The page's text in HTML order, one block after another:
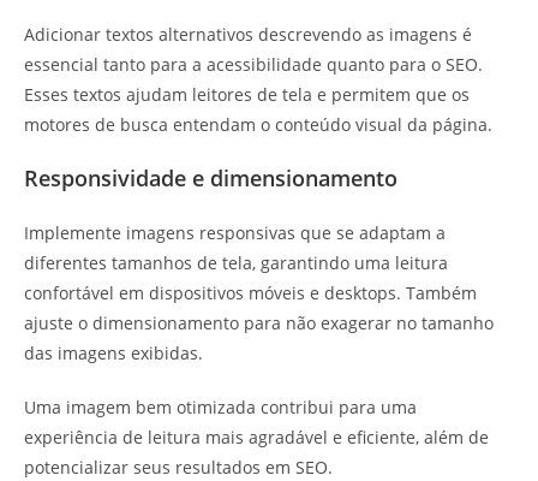
Adicionar textos alternativos descrevendo as imagens é
essencial tanto para a acessibilidade quanto para o SEO.
Esses textos ajudam leitores de tela e permitem que os
motores de busca entendam o conteúdo visual da página.
Responsividade e dimensionamento
Implemente imagens responsivas que se adaptam a
diferentes tamanhos de tela, garantindo uma leitura
confortável em dispositivos móveis e desktops. Também
ajuste o dimensionamento para não exagerar no tamanho
das imagens exibidas.
Uma imagem bem otimizada contribui para uma
experiência de leitura mais agradável e eficiente, além de
potencializar seus resultados em SEO.